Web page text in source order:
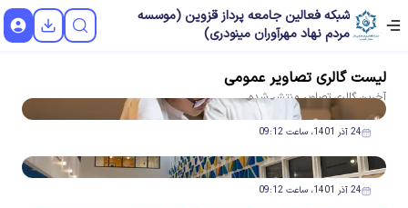
شبکه فعالین جامعه پرداز قزوین (موسسه
مردم نهاد مهرآوران مینودری)
لیستگالری تصاویر عمومی
آخرینگالری تصاویرمنتشر شده
24 آذر 1401، ساعت 09:12
24 آذر 1401، ساعت 09:12